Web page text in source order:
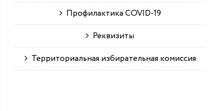
Профилактика COVID-19
Реквизиты
Территориальная избирательная комиссия